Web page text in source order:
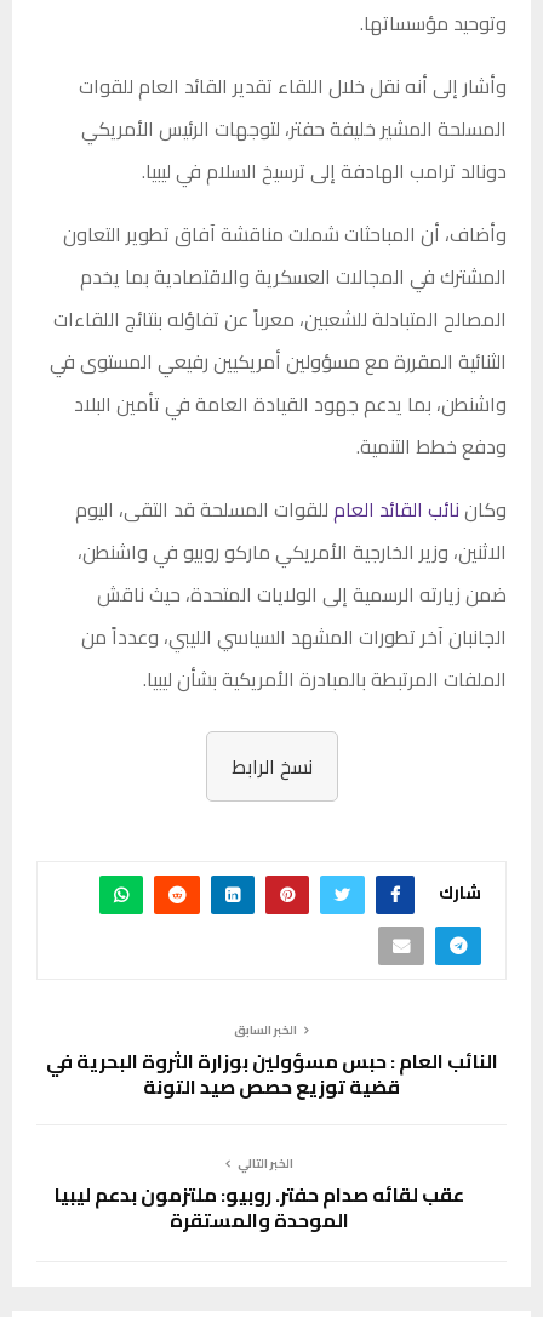
وتوحيد مؤسساتها.
وأشار إلى أنه نقل خلال اللقاء تقدير القائد العام للقوات
المسلحة المشير خليفة حفتر، لتوجهات الرئيس الأمريكي
دونالد ترامب الهادفة إلى ترسيخ السلام في ليبيا.
وأضاف، أن المباحثات شملت مناقشة آفاق تطوير التعاون
المشترك في المجالات العسكرية والاقتصادية بما يخدم
المصالح المتبادلة للشعبين، معرباً عن تفاؤله بنتائج اللقاءات
الثنائية المقررة مع مسؤولين أمريكيين رفيعي المستوى في
واشنطن، بما يدعم جهود القيادة العامة في تأمين البلاد
ودفع خطط التنمية.
وكاننائب القائد العامللقوات المسلحة قد التقى، اليوم
الاثنين، وزير الخارجية الأمريكي ماركو روبيو في واشنطن،
ضمن زيارته الرسمية إلى الولايات المتحدة، حيث ناقش
الجانبان آخر تطورات المشهد السياسي الليبي، وعدداً من
الملفات المرتبطة بالمبادرة الأمريكية بشأن ليبيا.
نسخ الرابط
شارك
الخبر السابق
النائب العام : حبس مسؤولين بوزارة الثروة البحرية في
قضية توزيع حصص صيد التونة
الخبر التالي
عقب لقائه صدام حفتر. روبيو: ملتزمون بدعم ليبيا
الموحدة والمستقرة